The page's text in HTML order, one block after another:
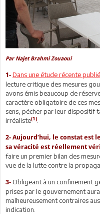
Par Najet Brahmi Zouaoui
1- Dans une étude récente
lecture critique des mesures
avons émis beaucoup de
caractère obligatoire de ces
sens, pécher par leur
irréaliste(1)
2- Aujourd’hui, le constat est
sa véracité est réellement
faire un premier bilan des
vue de la lutte contre la
3- Obligeant à un confinement
prises par le gouvernement
malheureusement contraires
indication.